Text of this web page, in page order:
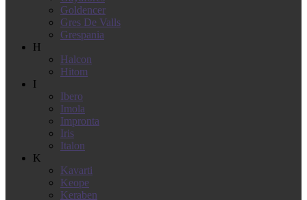
Goldencer
Gres De Valls
Grespania
H
Halcon
Hitom
I
Ibero
Imola
Impronta
Iris
Italon
K
Kavarti
Keope
Keraben